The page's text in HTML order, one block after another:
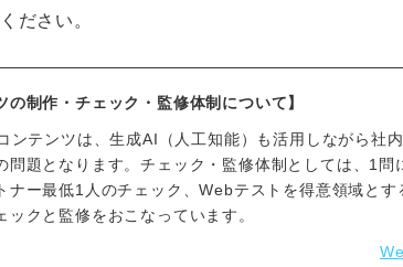
ださい。
の制作・チェック・監修体制について】
ンテンツは、生成AI（人工知能）も活用しながら社
問題となります。チェック・監修体制としては、1問
ナー最低1人のチェック、Webテストを得意領域とす
ックと監修をおこなっています。